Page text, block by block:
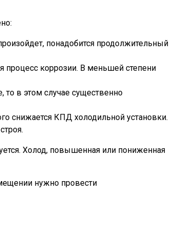
понадобится продолжительный
процесс коррозии. В меньшей степени
то в этом случае существенно
снижается КПД холодильной установки.
Холод, повышенная или пониженная
нужно провести